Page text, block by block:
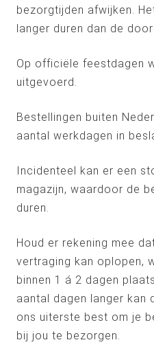
bezorgtijden afwijken.
langer duren dan de
Op officiële feestdagen
uitgevoerd.
Bestellingen buiten
aantal werkdagen in
Incidenteel kan er een
magazijn, waardoor de
duren.
Houd er rekening mee
vertraging kan oplopen,
binnen 1 á 2 dagen
aantal dagen langer kan
ons uiterste best om je
bij jou te bezorgen.